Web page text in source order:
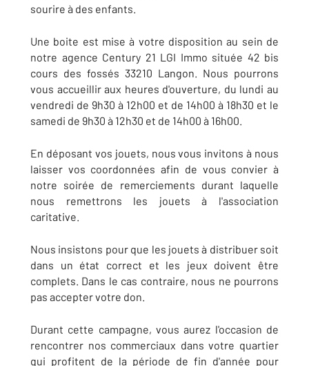
sourire à des enfants.
Une boite est mise à votre disposition au sein de
notre agence Century 21 LGI Immo située 42 bis
cours des fossés 33210 Langon. Nous pourrons
vous accueillir aux heures d'ouverture, du lundi au
vendredi de 9h30 à 12h00 et de 14h00 à 18h30 et le
samedi de 9h30 à 12h30 et de 14h00 à 16h00.
En déposant vos jouets, nous vous invitons à nous
laisser vos coordonnées afin de vous convier à
notre soirée de remerciements durant laquelle
nous remettrons les jouets à l'association
caritative.
Nous insistons pour que les jouets à distribuer soit
dans un état correct et les jeux doivent être
complets. Dans le cas contraire, nous ne pourrons
pas accepter votre don.
Durant cette campagne, vous aurez l'occasion de
rencontrer nos commerciaux dans votre quartier
qui profitent de la période de fin d'année pour